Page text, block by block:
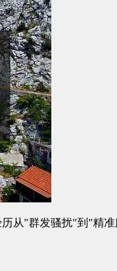
从"群发骚扰"到"精